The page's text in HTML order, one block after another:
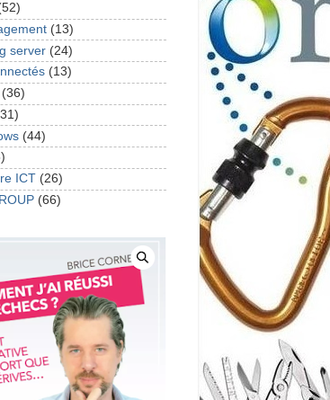
(13)
server (24)
(13)
(36)
(44)
ICT (26)
(66)